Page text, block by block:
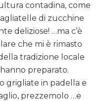
contadina, come
di zucchine
deliziose! …ma c’è
che mi è rimasto
tradizione locale
preparato.
grigliate in padella e
prezzemolo …e